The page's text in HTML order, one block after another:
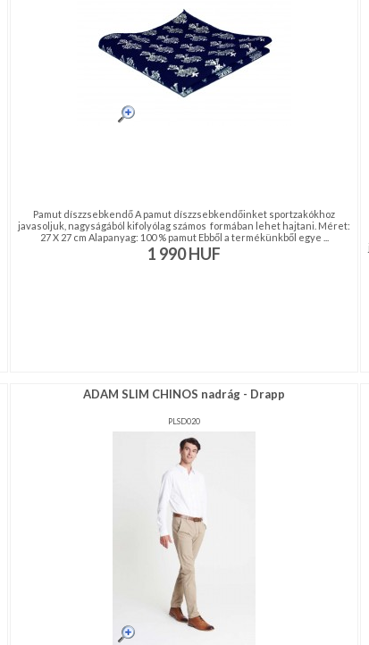
Pamut díszzsebkendő A pamut díszzsebkendőinket sportzakókhoz
javasoljuk, nagyságából kifolyólag számos formában lehet hajtani. Méret:
27 X 27 cm Alapanyag: 100 % pamut Ebből a termékünkből egye ...
1 990HUF
ADAM SLIM CHINOS nadrág - Drapp
PLSD020